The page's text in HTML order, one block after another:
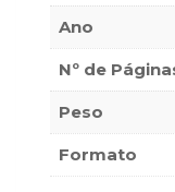
Espiritualidade,
Filosofia
(63)
(132)
Sem
categoria
(0)
Ano
Nº de
Peso
Formato